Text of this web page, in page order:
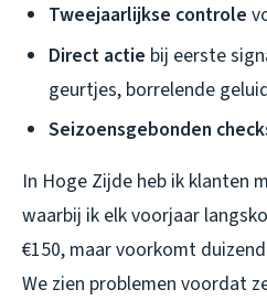
Tweejaarlijkse controle
Direct actie bij eerste
geurtjes, borrelende
Seizoensgebonden
In Hoge Zijde heb ik klanten
waarbij ik elk voorjaar
€150, maar voorkomt
We zien problemen voordat